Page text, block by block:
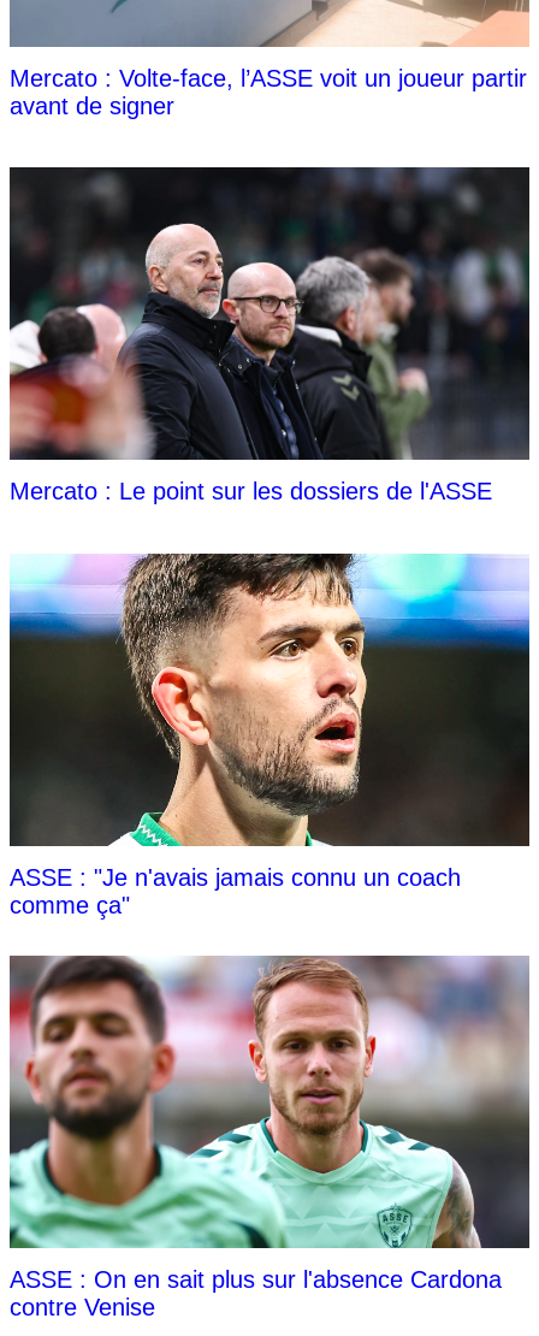
Mercato : Volte-face, l’ASSE voit un joueur partir
avant de signer
Mercato : Le point sur les dossiers de l'ASSE
ASSE : "Je n'avais jamais connu un coach
comme ça"
ASSE : On en sait plus sur l'absence Cardona
contre Venise